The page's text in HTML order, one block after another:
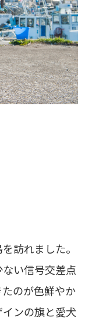
訪れました。
い信号交差点
のが色鮮やか
ンの旗と愛犬